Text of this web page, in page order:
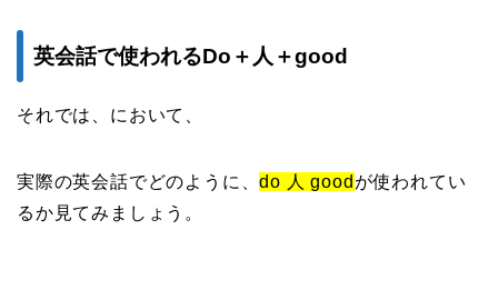
英会話で使われるDo＋人＋good
それでは、において、
実際の英会話でどのように、do 人 good が使われてい
るか見てみましょう。